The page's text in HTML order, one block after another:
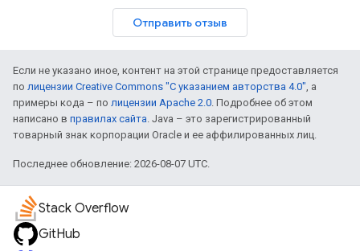
Отправить отзыв
Если не указано иное, контент на этой странице предоставляется
по лицензии Creative Commons "С указанием авторства 4.0", а
примеры кода – по лицензии Apache 2.0. Подробнее об этом
написано в правилах сайта. Java – это зарегистрированный
товарный знак корпорации Oracle и ее аффилированных лиц.
Последнее обновление: 2026-08-07 UTC.
Stack Overflow
GitHub